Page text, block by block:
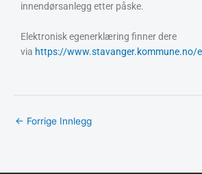
innendørsanlegg etter påske.
Elektronisk egenerklæring finner dere
via https://www.stavanger.kommune.no/
← Forrige Innlegg